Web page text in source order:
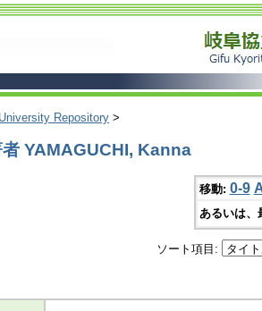
Repository >
YAMAGUCHI, Kanna
移動: 0-9
あるいは、
ソート項目: